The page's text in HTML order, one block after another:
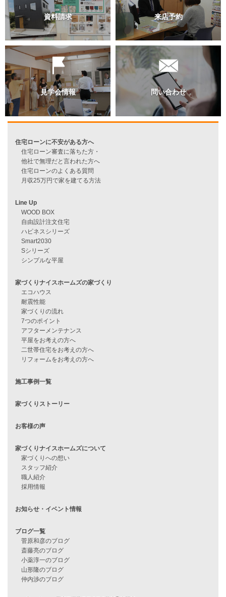
過去のブログ（月別）
資料請求
見学会情報
住宅ローンに不安がある方へ
他社で無理だと言われた方へ
月収25万円で家を建てる方法
Line Up
WOOD BOX
自由設計注文住宅
ハピネスシリーズ
Smart2030
シンプルな平屋
家づくりナイスホームズの家づくり
エコハウス
耐震性能
家づくりの流れ
7つのポイント